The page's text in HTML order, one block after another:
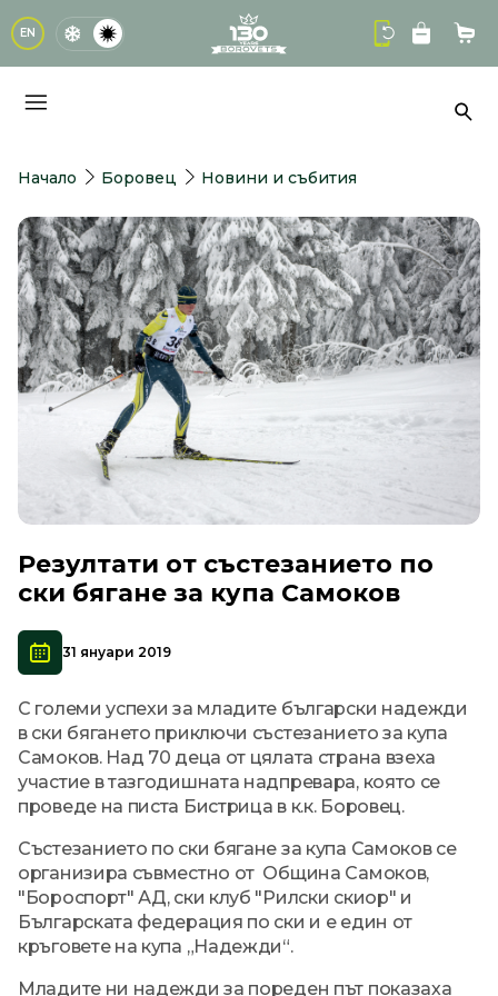
EN logo
Начало Боровец Новини и събития
Резултати от състезанието по
ски бягане за купа Самоков
31 януари 2019
С големи успехи за младите български надежди
в ски бягането приключи състезанието за купа
Самоков. Над 70 деца от цялата страна взеха
участие в тазгодишната надпревара, която се
проведе на писта Бистрица в к.к. Боровец.
Състезанието по ски бягане за купа Самоков се
организира съвместно от Община Самоков,
"Бороспорт" АД, ски клуб "Рилски скиор" и
Българската федерация по ски и е един от
кръговете на купа „Надежди“.
Младите ни надежди за пореден път показаха